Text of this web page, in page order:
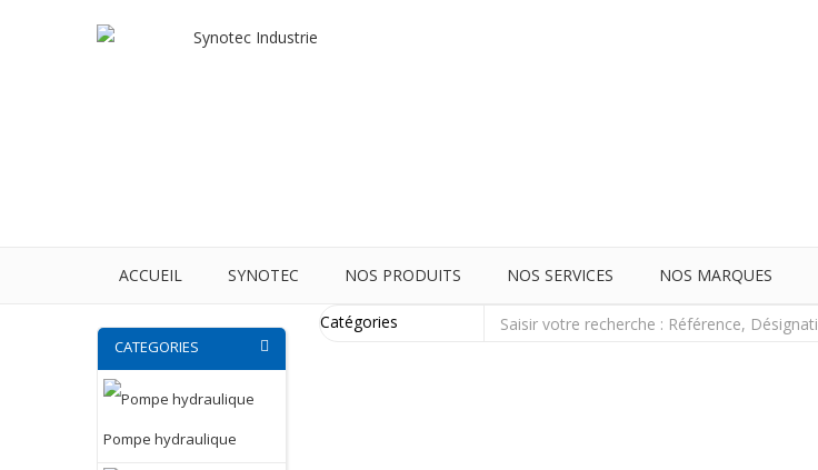
ACCUEIL SYNOTEC NOS PRODUITS NOS SERVICES NOS MARQUES
CATEGORIES
Pompe hydraulique